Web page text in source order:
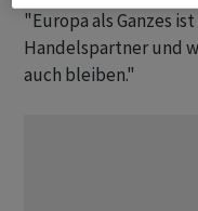
"Europa als Ganzes
Handelspartner und
auch bleiben."